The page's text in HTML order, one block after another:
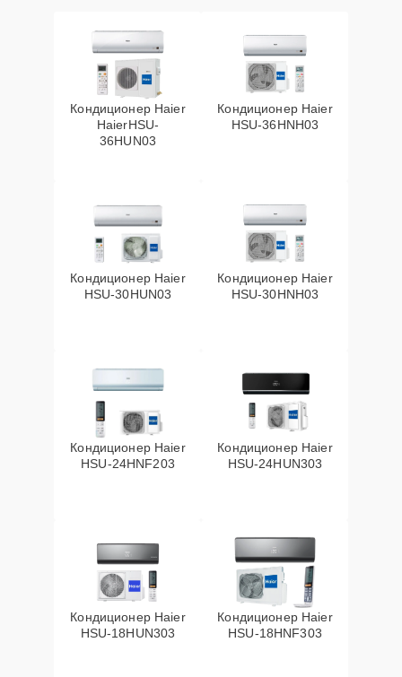
Кондиционер Haier
HaierHSU-
36HUN03
Кондиционер Haier
HSU-36HNH03
Кондиционер Haier
HSU-30HUN03
Кондиционер Haier
HSU-30HNH03
Кондиционер Haier
HSU-24HNF203
Кондиционер Haier
HSU-24HUN303
Кондиционер Haier
HSU-18HUN303
Кондиционер Haier
HSU-18HNF303